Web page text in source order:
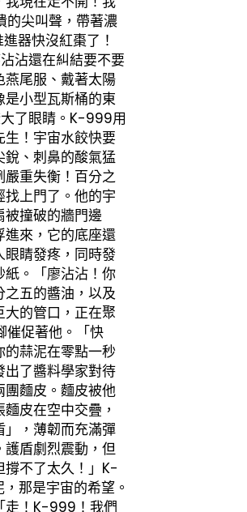
的尖叫聲，帶著濃
器快沒紅棗了！
沾還在糾結要不要
尾服、戴著太陽
是小型瓦斯桶的東
了眼睛。K-999用
！宇宙水餃快要
、刺鼻的酸氣猛
重失衡！百分之
上門了。他的宇
被撞破的牆門邊
來，它的底座還
睛發疼，同時發
。「廖沾沾！你
五的醬油，以及
的管口，正在聚
催促著他。「快
蒜泥在零點一秒
了醬料學家對待
麵皮。麵皮被他
皮在空中交疊，
，薄韌而充滿彈
盾劇烈震動，但
撐不了太久！」K-
那是宇宙的希望。
走！K-999！我們